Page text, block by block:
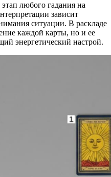
любого гадания на
зависит
ситуации. В раскладе
каждой карты, но и ее
энергетический настрой.